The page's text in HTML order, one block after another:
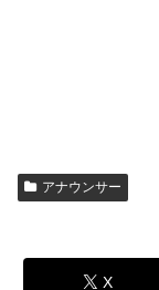
アナウンサー
X